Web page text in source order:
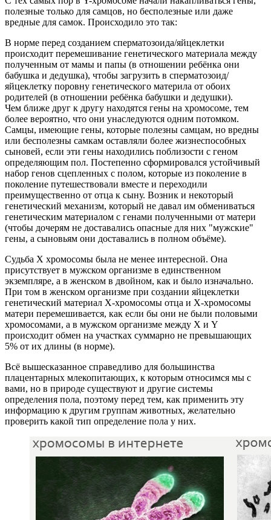
полезные только для самцов, но бесполезные или даже
вредные для самок. Происходило это так:
В норме перед созданием сперматозоида/яйцеклетки
происходит перемешивание генетического материала между
полученным от мамы и папы (в отношении ребёнка они
бабушка и дедушка), чтобы загрузить в сперматозоид/
яйцеклетку поровну генетического материла от обоих
родителей (в отношении ребёнка бабушки и дедушки).
Чем ближе друг к другу находятся гены на хромосоме, тем
более вероятно, что они унаследуются одним потомком.
Самцы, имеющие гены, которые полезны самцам, но вредны
или бесполезны самкам оставляли более жизнеспособных
сыновей, если эти гены находились поблизости с геном
определяющим пол. Постепенно сформировался устойчивый
набор генов сцепленных с полом, которые из поколение в
поколение путешествовали вместе и переходили
преимущественно от отца к сыну. Возник и некоторый
генетический механизм, который не давал им обмениваться
генетическим материалом с генами полученными от матери
(чтобы дочерям не доставались опасные для них "мужские"
гены, а сыновьям они доставались в полном объёме).
Судьба Х хромосомы была не менее интересной. Она
присутствует в мужском организме в единственном
экземпляре, а в женском в двойном, как и было изначально.
При том в женском организме при создании яйцеклетки
генетический материал Х-хромосомы отца и Х-хромосомы
матери перемешивается, как если бы они не были половыми
хромосомами, а в мужском организме между Х и Y
происходит обмен на участках суммарно не превышающих
5% от их длины (в норме).
Всё вышесказанное справедливо для большинства
плацентарных млекопитающих, к которым относимся мы с
вами, но в природе существуют и другие системы
определения пола, поэтому перед тем, как применить эту
информацию к другим группам животных, желательно
проверить какой тип определение пола у них.